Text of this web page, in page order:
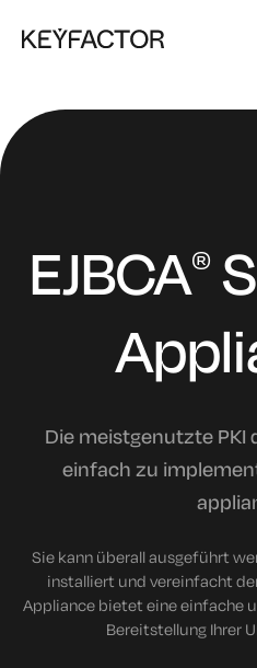
EJBCA®
Die meistgenutzte PKI
einfach zu
Sie kann überall ausgeführt
installiert und vereinfacht
Appliance bietet eine einfache
Bereitstellung Ihrer